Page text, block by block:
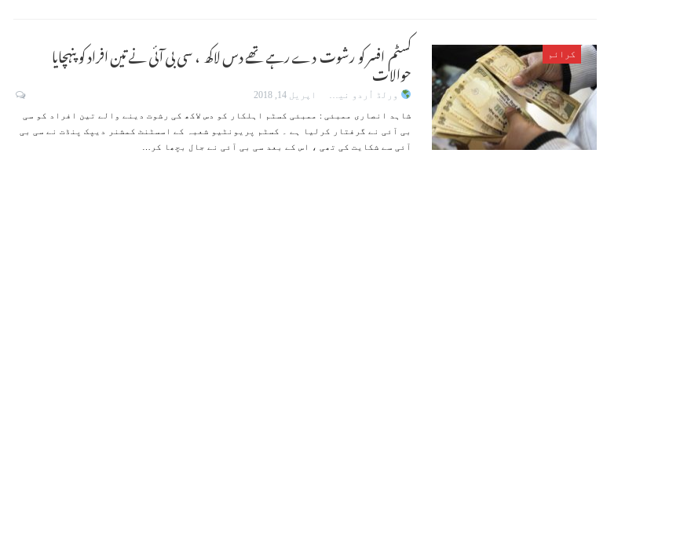
کرائم کسٹم افسر کو رشوت دے رہے تھے دس لاکھ ، سی بی آئی نے تین افراد کو پنہچایا
حوالات
ورلڈ اُردو نیوز اپریل 14, 2018
شاہد انصاری ممبئی : ممبئی کسٹم اہلکار کو دس لاکھ کی رشوت دینے والے تین افراد کو سی
بی آئی نے گرفتار کرلیا ہے ۔ کسٹم پریونٹیو شعبہ کے اسسٹنٹ کمشنر دیپک پنڈت نے سی بی
آئی سے شکایت کی تھی ، اس کے بعد سی بی آئی نے جال بچھا کر…